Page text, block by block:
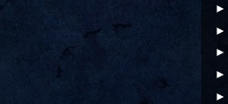
►
►
►
►
►